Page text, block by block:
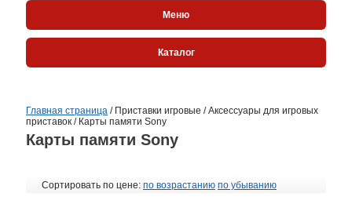
Меню
Каталог
Главная страница / Приставки игровые /Аксессуары для игровых
приставок / Карты памяти Sony
Карты памяти Sony
Сортировать по цене: по возрастанию по убыванию